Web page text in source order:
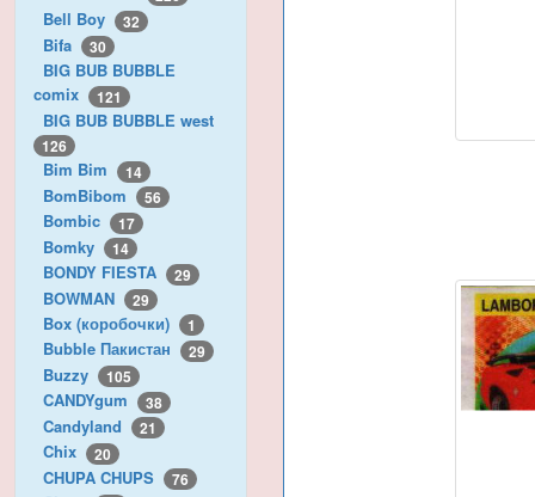
Bell Boy 32
Bifa 30
BIG BUB BUBBLE
comix
121
BIG BUB BUBBLE west
126
Bim Bim 14
BomBibom 56
Bombic 17
Bomky 14
BONDY FIESTA 29
BOWMAN 29
Box (коробочки) 1
Bubble Пакистан 29
Buzzy 105
CANDYgum 38
Candyland 21
Chix 20
CHUPA CHUPS 76